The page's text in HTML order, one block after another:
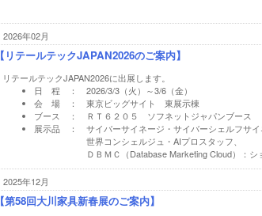
2026年02月
【リテールテックJAPAN2026のご案内】
リテールテックJAPAN2026に出展します。
日 程 ： 2026/3/3（火）～3/6（金）
会 場 ： 東京ビッグサイト 東展示棟
ブース ： ＲＴ６２０５ ソフネットジャパンブース
展示品 ： サイバーサイネージ・サイバーシェルフサイ
世界コンシェルジュ・AIプロスタッフ、
ＤＢＭＣ（Database Marketing Cloud）：ショ
2025年12月
【第58回大川家具新春展のご案内】